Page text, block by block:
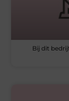
Bij dit